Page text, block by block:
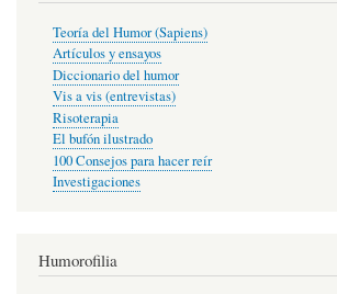
Teoría del Humor (Sapiens)
Artículos y ensayos
Diccionario del humor
Vis a vis (entrevistas)
Risoterapia
El bufón ilustrado
100 Consejos para hacer reír
Investigaciones
Humorofilia